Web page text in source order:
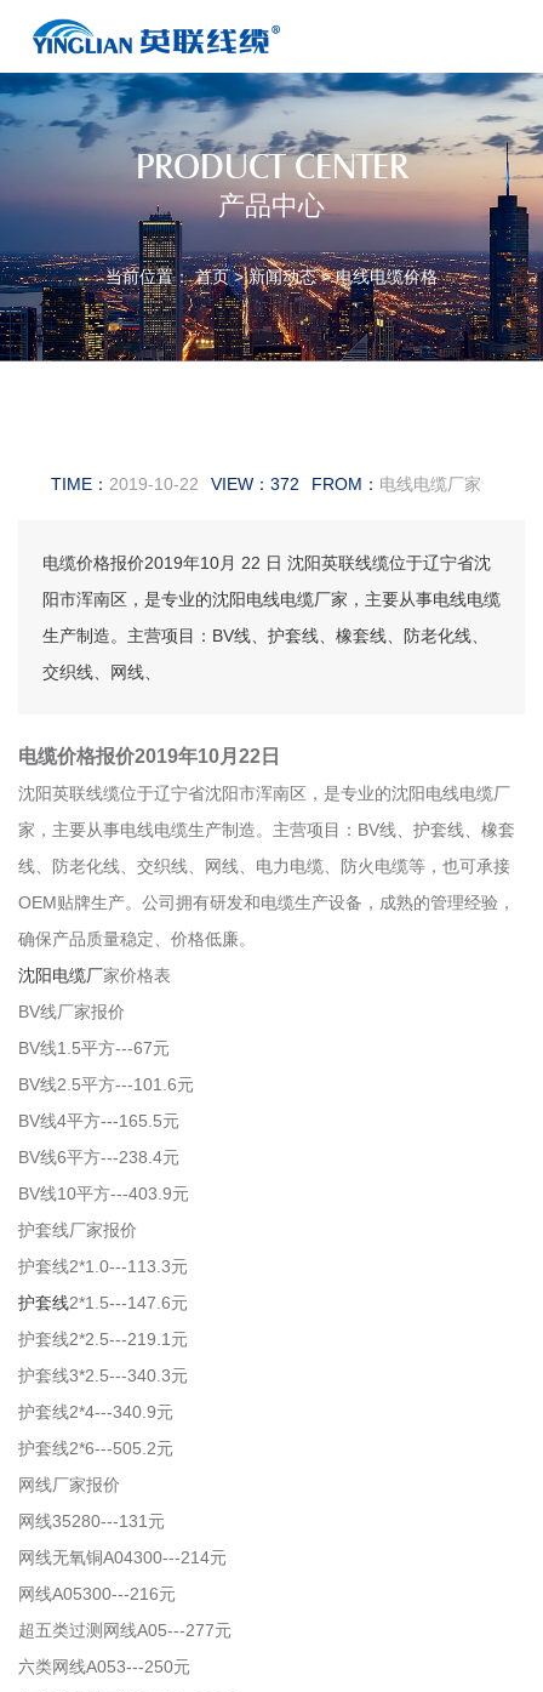
PRODUCT CENTER
产品中心
当前位置：首页>新闻动态>电线电缆价格
TIME： 2019-10-22 VIEW： 372 FROM： 电线电缆厂家
电缆价格报价2019年10月 22 日 沈阳英联线缆位于辽宁省沈
阳市浑南区，是专业的沈阳电线电缆厂家，主要从事电线电缆
生产制造。主营项目：BV线、护套线、橡套线、防老化线、
交织线、网线、
电缆价格报价2019年10月 22 日
沈阳英联线缆位于辽宁省沈阳市浑南区，是专业的沈阳电线电缆厂
家，主要从事电线电缆生产制造。主营项目：BV线、护套线、橡套
线、防老化线、交织线、网线、电力电缆、防火电缆等，也可承接
OEM贴牌生产。公司拥有研发和电缆生产设备，成熟的管理经验，
确保产品质量稳定、价格低廉。
沈阳电缆厂家价格表
BV线厂家报价
BV线1.5平方---67元
BV线2.5平方---101.6元
BV线4平方---165.5元
BV线6平方---238.4元
BV线10平方---403.9元
护套线厂家报价
护套线2*1.0---113.3元
护套线2*1.5---147.6元
护套线2*2.5---219.1元
护套线3*2.5---340.3元
护套线2*4---340.9元
护套线2*6---505.2元
网线厂家报价
网线35280---131元
网线无氧铜A04300---214元
网线A05300---216元
超五类过测网线A05---277元
六类网线A053---250元